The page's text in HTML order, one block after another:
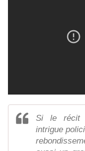
Si le récit
intrigue